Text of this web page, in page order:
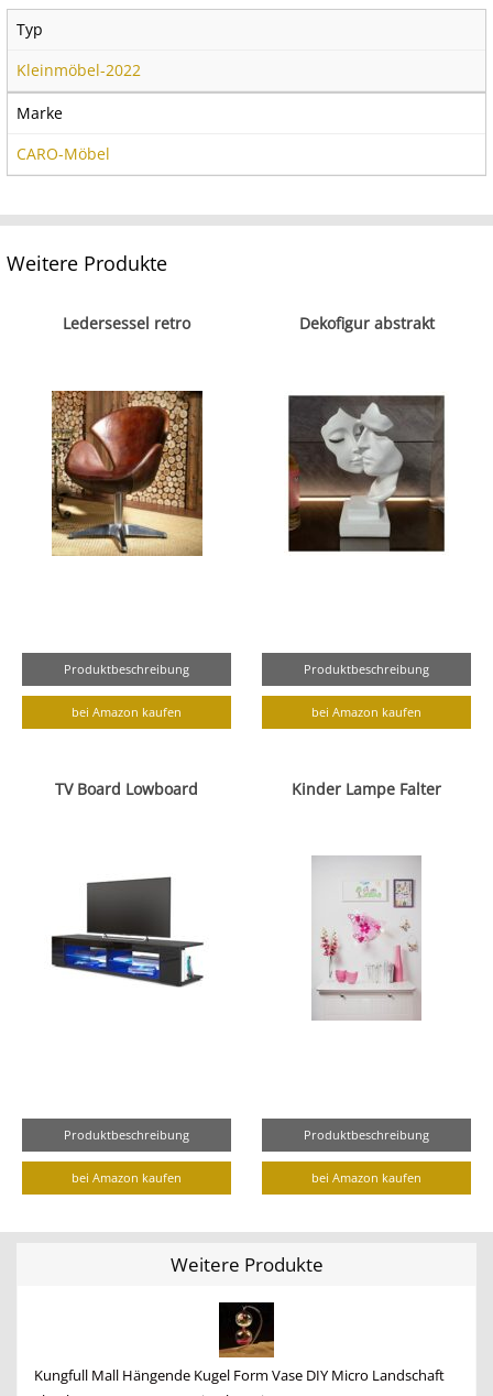
Typ
Kleinmöbel-2022
Marke
CARO-Möbel
Weitere Produkte
Ledersessel retro
Produktbeschreibung
bei Amazon kaufen
Dekofigur abstrakt
Produktbeschreibung
bei Amazon kaufen
TV Board Lowboard
Produktbeschreibung
bei Amazon kaufen
Kinder Lampe Falter
Produktbeschreibung
bei Amazon kaufen
Weitere Produkte
Kungfull Mall Hängende Kugel Form Vase DIY Micro Landschaft